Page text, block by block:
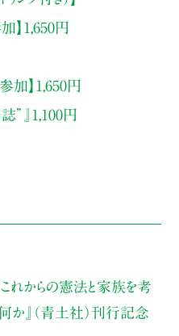
】1,650円
加】1,650円
”』1,100円
これからの憲法と家族を考
か』（青土社）刊行記念